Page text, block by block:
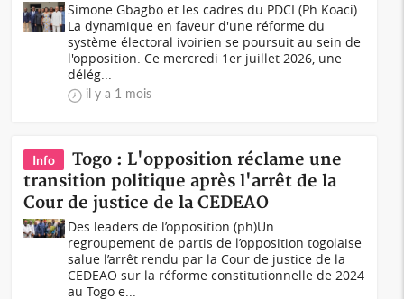
Simone Gbagbo et les cadres du PDCI (Ph Koaci)
La dynamique en faveur d'une réforme du
système électoral ivoirien se poursuit au sein de
l'opposition. Ce mercredi 1er juillet 2026, une
délég...
il y a 1 mois
Info
Togo : L'opposition réclame une
transition politique après l'arrêt de la
Cour de justice de la CEDEAO
Des leaders de l’opposition (ph)Un
regroupement de partis de l’opposition togolaise
salue l’arrêt rendu par la Cour de justice de la
CEDEAO sur la réforme constitutionnelle de 2024
au Togo e...